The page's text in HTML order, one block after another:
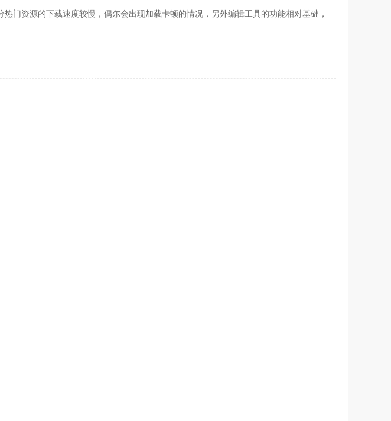
门资源的下载速度较慢，偶尔会出现加载卡顿的情况，另外编辑工具的功能相对基础，